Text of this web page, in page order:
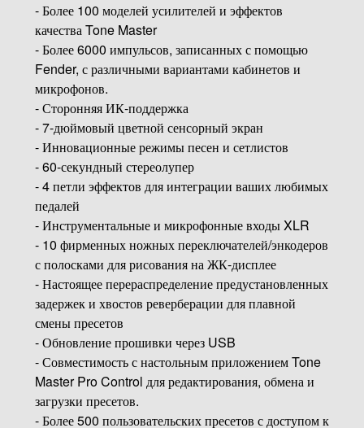
- Более 100 моделей усилителей и эффектов
качества Tone Master
- Более 6000 импульсов, записанных с помощью
Fender, с различными вариантами кабинетов и
микрофонов.
- Сторонняя ИК-поддержка
- 7-дюймовый цветной сенсорный экран
- Инновационные режимы песен и сетлистов
- 60-секундный стереолупер
- 4 петли эффектов для интеграции ваших любимых
педалей
- Инструментальные и микрофонные входы XLR
- 10 фирменных ножных переключателей/энкодеров
с полосками для рисования на ЖК-дисплее
- Настоящее перераспределение предустановленных
задержек и хвостов реверберации для плавной
смены пресетов
- Обновление прошивки через USB
- Совместимость с настольным приложением Tone
Master Pro Control для редактирования, обмена и
загрузки пресетов.
- Более 500 пользовательских пресетов с доступом к